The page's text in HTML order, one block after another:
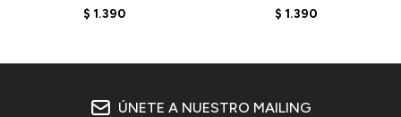
Essentials - MT41502DUS
$ 1.390
BLACK
$ 1.390
ÚNETE A NUESTRO MAILING